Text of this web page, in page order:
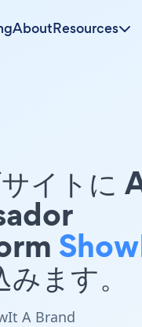
AboutResources
イトに
ます。
A Brand